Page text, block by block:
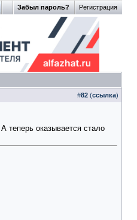
Регистрация
Забыл пароль?
#82 (ссылка)
теперь оказывается стало